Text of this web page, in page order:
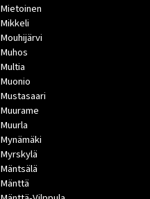
Mietoinen
Mikkeli
Mouhijärvi
Muhos
Multia
Muonio
Mustasaari
Muurame
Muurla
Mynämäki
Myrskylä
Mäntsälä
Mänttä